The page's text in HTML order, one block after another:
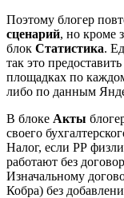
Поэтому блогер
сценарий, но кроме
блок Статистика.
так это
площадках по
либо по данным
В блоке Акты
своего
Налог, если РР
работают без
Изначальному
Кобра) без